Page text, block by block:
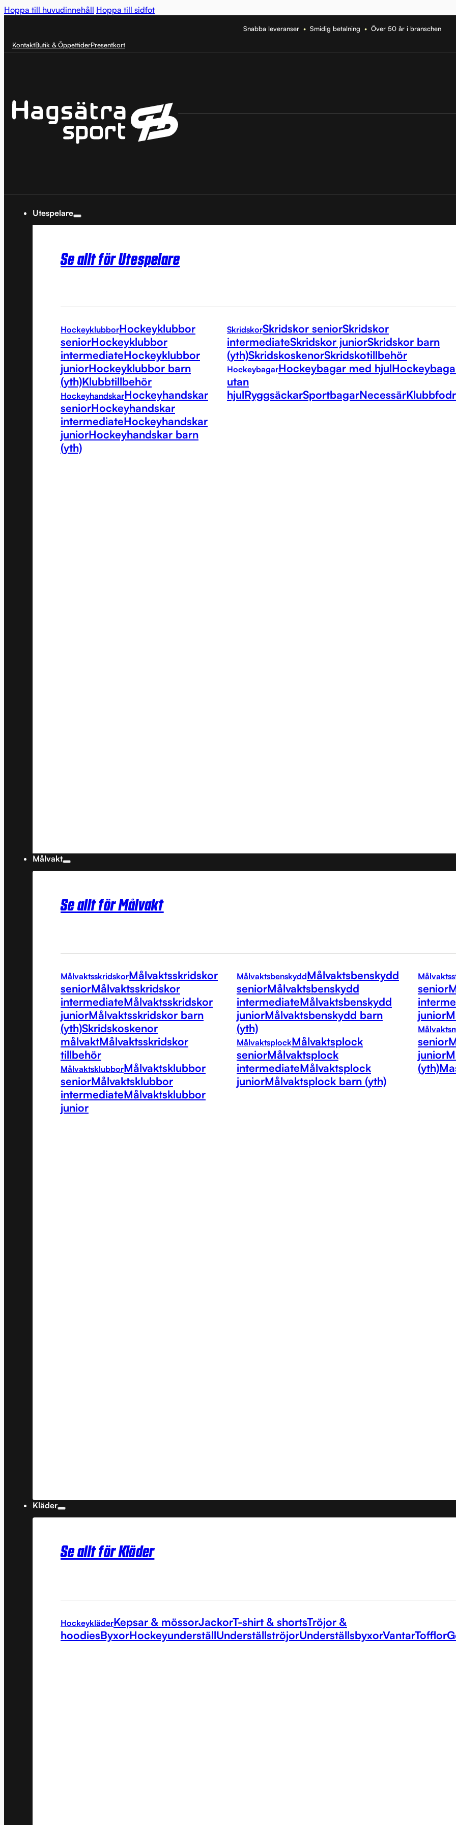
Hoppa till huvudinnehåll Hoppa till sidfot
Snabba leveranser •Smidig betalning •Över 50 år i branschen
KontaktButik & ÖppettiderPresentkort
Utespelare
Se allt för Utespelare
HockeyklubborHockeyklubbor
seniorHockeyklubbor
intermediateHockeyklubbor
juniorHockeyklubbor barn
(yth)Klubbtillbehör
HockeyhandskarHockeyhandskar
seniorHockeyhandskar
intermediateHockeyhandskar
juniorHockeyhandskar barn
(yth)
SkridskorSkridskor seniorSkridskor
intermediateSkridskor juniorSkridskor barn
(yth)SkridskoskenorSkridskotillbehör
HockeybagarHockeybagar med hjul
utan
hjulRyggsäckarSportbagarNecessär
Målvakt
Se allt för Målvakt
MålvaktsskridskorMålvaktsskridskor
seniorMålvaktsskridskor
intermediateMålvaktsskridskor
juniorMålvaktsskridskor barn
(yth)Skridskoskenor
målvaktMålvaktsskridskor
tillbehör
MålvaktsklubborMålvaktsklubbor
seniorMålvaktsklubbor
intermediateMålvaktsklubbor
junior
MålvaktsbenskyddMålvaktsbenskydd
seniorMålvaktsbenskydd
intermediateMålvaktsbenskydd
juniorMålvaktsbenskydd barn
(yth)
MålvaktsplockMålvaktsplock
seniorMålvaktsplock
intermediateMålvaktsplock
juniorMålvaktsplock barn (yth)
senior
junior
senior
junior
(yth)
Kläder
Se allt för Kläder
HockeykläderKepsar & mössorJackorT-shirt & shortsTröjor &
hoodiesByxorHockeyunderställUnderställströjorUnderställsbyxorVantarTofflor